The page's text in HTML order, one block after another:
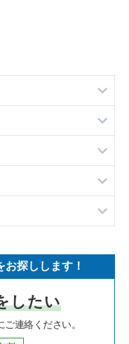
案件一覧
一覧
一覧
覧
件一覧
覧
一覧
覧
一覧
一覧
覧
一覧
一覧
の案件一覧
の案件一覧
物件の案件一覧
件一覧
抜き売却物件の案件
探しします！
したい
連絡ください。